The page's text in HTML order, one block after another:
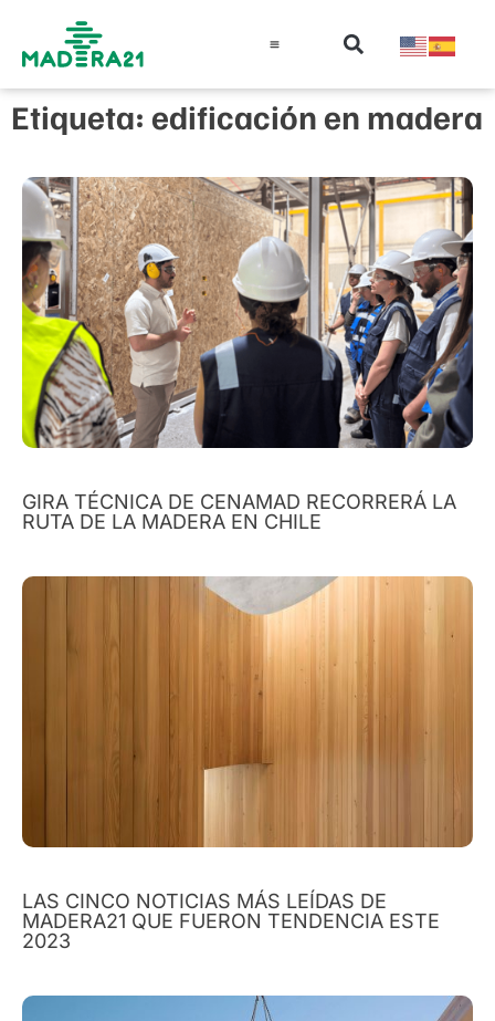
Etiqueta: edificación en madera
GIRA TÉCNICA DE CENAMAD RECORRERÁ LA
RUTA DE LA MADERA EN CHILE
LAS CINCO NOTICIAS MÁS LEÍDAS DE
MADERA21 QUE FUERON TENDENCIA ESTE
2023